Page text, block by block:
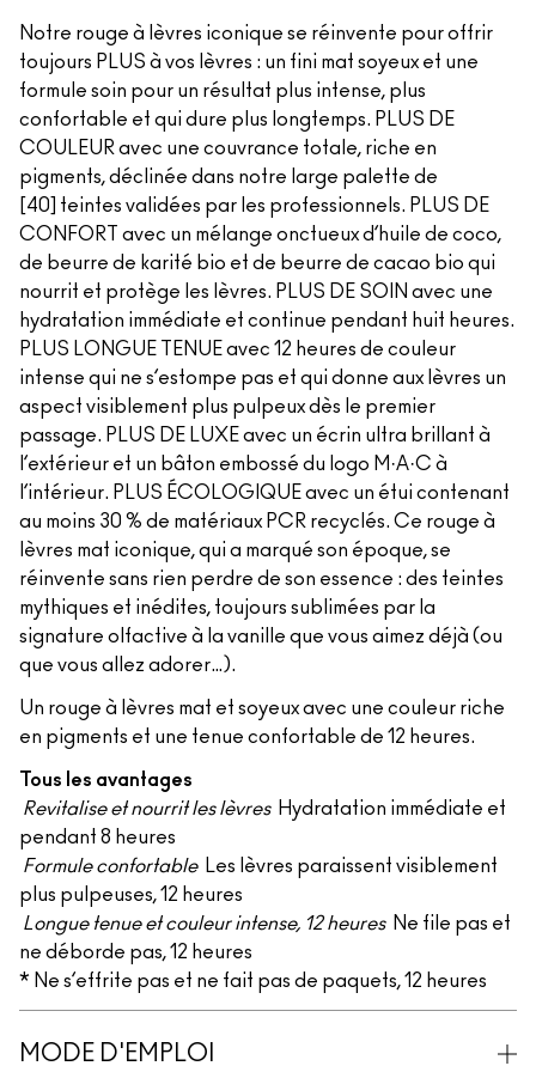
Notre rouge à lèvres iconique se réinvente pour offrir
toujours PLUS à vos lèvres : un fini mat soyeux et une
formule soin pour un résultat plus intense, plus
confortable et qui dure plus longtemps. PLUS DE
COULEUR avec une couvrance totale, riche en
pigments, déclinée dans notre large palette de
[40] teintes validées par les professionnels. PLUS DE
CONFORT avec un mélange onctueux d’huile de coco,
de beurre de karité bio et de beurre de cacao bio qui
nourrit et protège les lèvres. PLUS DE SOIN avec une
hydratation immédiate et continue pendant huit heures.
PLUS LONGUE TENUE avec 12 heures de couleur
intense qui ne s’estompe pas et qui donne aux lèvres un
aspect visiblement plus pulpeux dès le premier
passage. PLUS DE LUXE avec un écrin ultra brillant à
l’extérieur et un bâton embossé du logo M·A·C à
l’intérieur. PLUS ÉCOLOGIQUE avec un étui contenant
au moins 30 % de matériaux PCR recyclés. Ce rouge à
lèvres mat iconique, qui a marqué son époque, se
réinvente sans rien perdre de son essence : des teintes
mythiques et inédites, toujours sublimées par la
signature olfactive à la vanille que vous aimez déjà (ou
que vous allez adorer…).
Un rouge à lèvres mat et soyeux avec une couleur riche
en pigments et une tenue confortable de 12 heures.
Tous les avantages
Revitalise et nourrit les lèvres Hydratation immédiate et
pendant 8 heures
Formule confortable Les lèvres paraissent visiblement
plus pulpeuses, 12 heures
Longue tenue et couleur intense, 12 heures Ne file pas et
ne déborde pas, 12 heures
* Ne s’effrite pas et ne fait pas de paquets, 12 heures
MODE D'EMPLOI